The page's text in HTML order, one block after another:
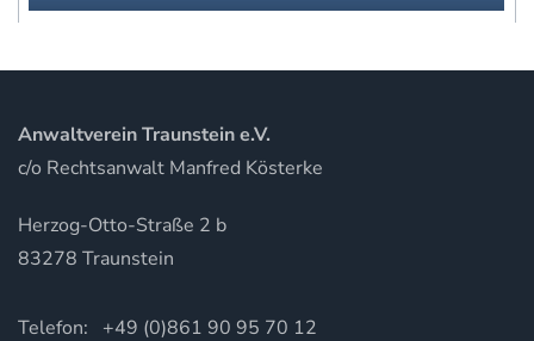
Anwaltverein Traunstein e.V.
c/o Rechtsanwalt Manfred Kösterke
Herzog-Otto-Straße 2 b
83278 Traunstein
Telefon: +49 (0)861 90 95 70 12